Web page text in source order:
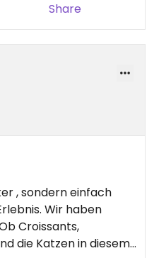
Share
, sondern einfach
Wir haben
Croissants,
die Katzen in diesem